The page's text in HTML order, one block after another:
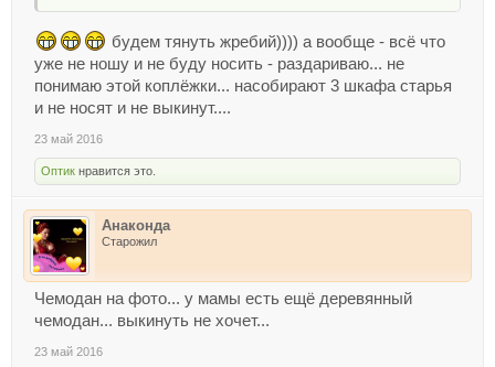
будем тянуть жребий)))) а вообще - всё что
уже не ношу и не буду носить - раздариваю... не
понимаю этой коплёжки... насобирают 3 шкафа старья
и не носят и не выкинут....
23 май 2016
Оптик нравится это.
Анаконда
Старожил
Чемодан на фото... у мамы есть ещё деревянный
чемодан... выкинуть не хочет...
23 май 2016